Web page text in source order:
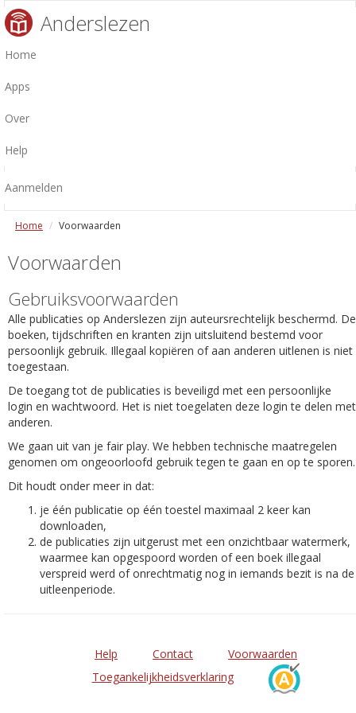
Anderslezen
Home
Apps
Over
Help
Aanmelden
Home Voorwaarden
Voorwaarden
Gebruiksvoorwaarden
Alle publicaties op Anderslezen zijn auteursrechtelijk beschermd. De
boeken, tijdschriften en kranten zijn uitsluitend bestemd voor
persoonlijk gebruik. Illegaal kopiëren of aan anderen uitlenen is niet
toegestaan.
De toegang tot de publicaties is beveiligd met een persoonlijke
login en wachtwoord. Het is niet toegelaten deze login te delen met
anderen.
We gaan uit van je fair play. We hebben technische maatregelen
genomen om ongeoorloofd gebruik tegen te gaan en op te sporen.
Dit houdt onder meer in dat:
je één publicatie op één toestel maximaal 2 keer kan
downloaden,
de publicaties zijn uitgerust met een onzichtbaar watermerk,
waarmee kan opgespoord worden of een boek illegaal
verspreid werd of onrechtmatig nog in iemands bezit is na de
uitleenperiode.
Help Contact
Voorwaarden
Toegankelijkheidsverklaring